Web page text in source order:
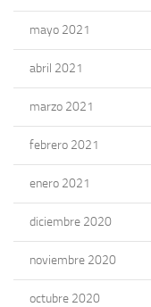
mayo 2021
abril 2021
marzo 2021
febrero 2021
enero 2021
diciembre 2020
noviembre 2020
octubre 2020